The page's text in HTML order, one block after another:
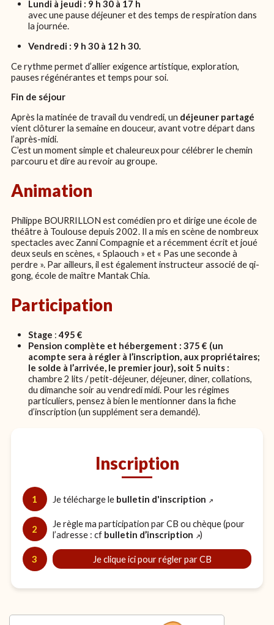
Lundi à jeudi : 9 h 30 à 17 h
avec une pause déjeuner et des temps de respiration dans
la journée.
Vendredi : 9 h 30 à 12 h 30.
Ce rythme permet d’allier exigence artistique, exploration,
pauses régénérantes et temps pour soi.
Fin de séjour
Après la matinée de travail du vendredi, un déjeuner partagé
vient clôturer la semaine en douceur, avant votre départ dans
l’après-midi.
C’est un moment simple et chaleureux pour célébrer le chemin
parcouru et dire au revoir au groupe.
Animation
Philippe BOURRILLON est comédien pro et dirige une école de
théâtre à Toulouse depuis 2002. Il a mis en scène de nombreux
spectacles avec Zanni Compagnie et a récemment écrit et joué
deux seuls en scènes, « Splaouch » et « Pas une seconde à
perdre ». Par ailleurs, il est également instructeur associé de qi-
gong, école de maître Mantak Chia.
Participation
Stage : 495 €
Pension complète et hébergement : 375 € (un
acompte sera à régler à l’inscription, aux propriétaires;
le solde à l’arrivée, le premier jour), soit 5 nuits :
chambre2 lits / petit-déjeuner, déjeuner, diner, collations,
du dimanche soir au vendredi midi. Pour les régimes
particuliers, pensez à bien le mentionner dans la fiche
d’inscription (un supplément sera demandé).
Inscription
1 Je télécharge le bulletin d'inscription
2
Je règle ma participation par CB ou chèque (pour
l’adresse : cf bulletin d’inscription )
3 Je clique ici pour régler par CB